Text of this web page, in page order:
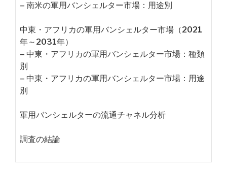
– 南米の軍用バンシェルター市場：用途別
中東・アフリカの軍用バンシェルター市場（2021
年～2031年）
– 中東・アフリカの軍用バンシェルター市場：種類
別
– 中東・アフリカの軍用バンシェルター市場：用途
別
軍用バンシェルターの流通チャネル分析
調査の結論